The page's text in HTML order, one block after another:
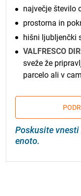
največje število
prostorna in
hišni ljubljenčki
VALFRESCO
sveže že
parcelo ali v
Poskusite
enoto.